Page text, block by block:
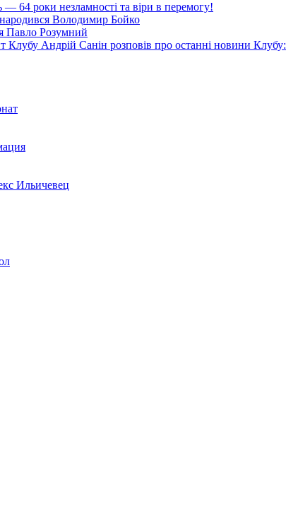
64 роки незламності та віри в перемогу!
Володимир Бойко
Павло Розумний
Клубу Андрій Санін розповів про останні новини Клубу:
Ильичевец